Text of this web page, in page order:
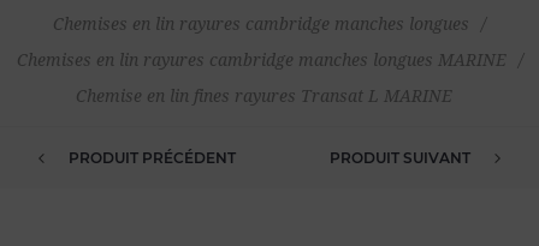
Chemises en lin rayures cambridge manches longues
/
Chemises en lin rayures cambridge manches longues MARINE
/
Chemise en lin fines rayures Transat L MARINE
PRODUIT PRÉCÉDENT PRODUIT SUIVANT